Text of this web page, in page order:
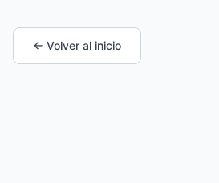
← Volver al inicio